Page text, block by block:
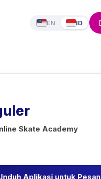
EN ID
Skate Academy
Aplikasi untuk Pesan